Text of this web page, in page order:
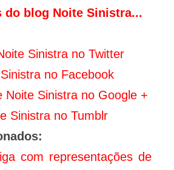
do blog Noite Sinistra...
com representações de